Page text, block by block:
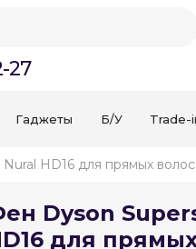
27
Гаджеты Б/У Trade-
HD16 для прямых
Dyson
для